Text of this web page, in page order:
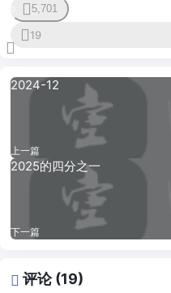
5,701
19
2024-12
上一篇
2025的四分之一
下一篇
评论 (19)